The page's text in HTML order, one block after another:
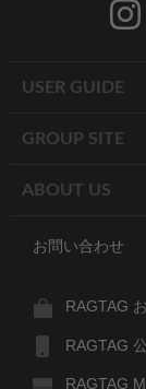
USER GUIDE
GROUP SITE
ABOUT US
お問い合わせ
RAGTAG
RAGTAG
RAGTAG